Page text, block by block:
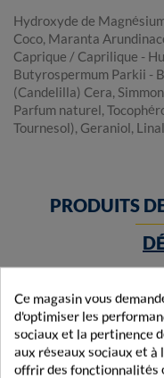
Hydroxyde de
Coco, Maranta
Caprique / Caprilique -
Butyrospermum Parkii -
(Candelilla) Cera,
Parfum naturel,
Tournesol), Geraniol,
PRODUITS
Ce magasin vous
d'optimiser les
sociaux et la pertinence
aux réseaux sociaux et
offrir des fonctionnalités